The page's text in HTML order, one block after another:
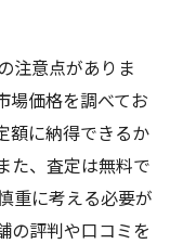
注意点がありま
場価格を調べてお
額に納得できるか
た、査定は無料で
重に考える必要が
の評判や口コミを